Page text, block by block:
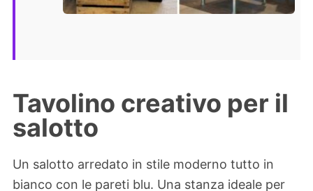
Tavolino creativo per il
salotto
Un salotto arredato in stile moderno tutto in
bianco con le pareti blu. Una stanza ideale per